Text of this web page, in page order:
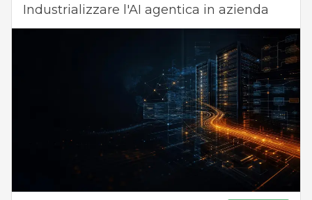
Industrializzare l'AI agentica in azienda